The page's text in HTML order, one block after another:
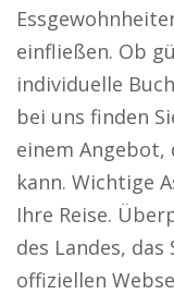
einfließen. Ob
individuelle
bei uns finden
einem
kann. Wichtige
Ihre Reise.
des Landes,
offiziellen